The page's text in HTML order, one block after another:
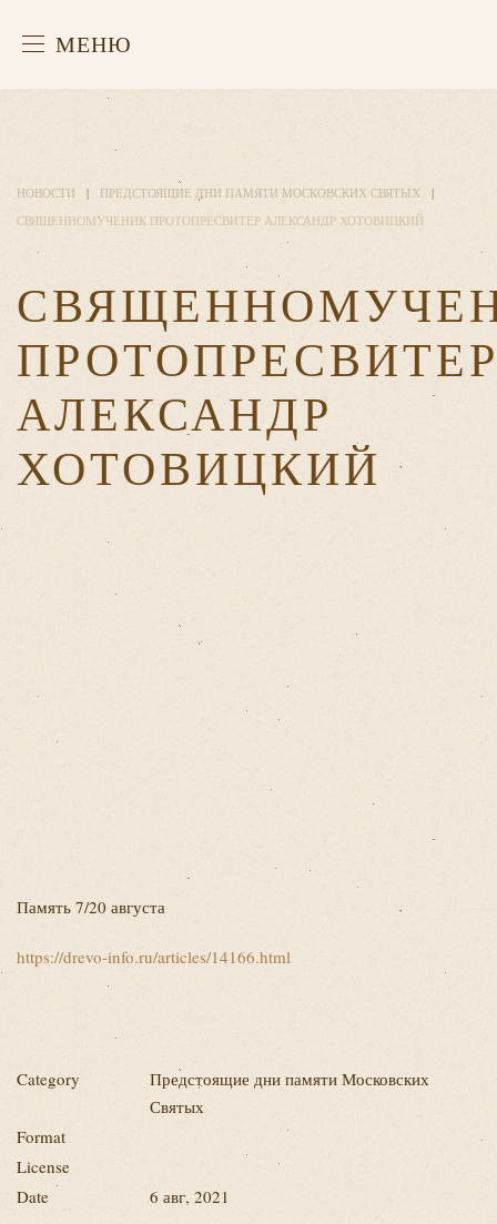
МЕНЮ
НОВОСТИ
ПРЕДСТОЯЩИЕ ДНИ ПАМЯТИ МОСКОВСКИХ СВЯТЫХ
СВЯЩЕННОМУЧЕНИК ПРОТОПРЕСВИТЕР АЛЕКСАНДР ХОТОВИЦКИЙ
АЛЕКСАНДР
ХОТОВИЦКИЙ
Память 7/20 августа
https://drevo-info.ru/articles/14166.html
Category
Предстоящие дни памяти Московских
Святых
Format
License
Date
6 авг, 2021